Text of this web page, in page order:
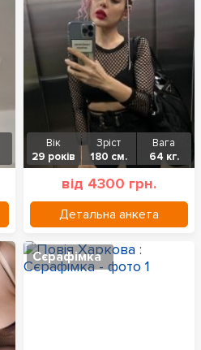
Вік
29 років
Зріст
180 см.
Вага
64 кг.
від 4300 грн.
Детальна анкета
Сєрафімка